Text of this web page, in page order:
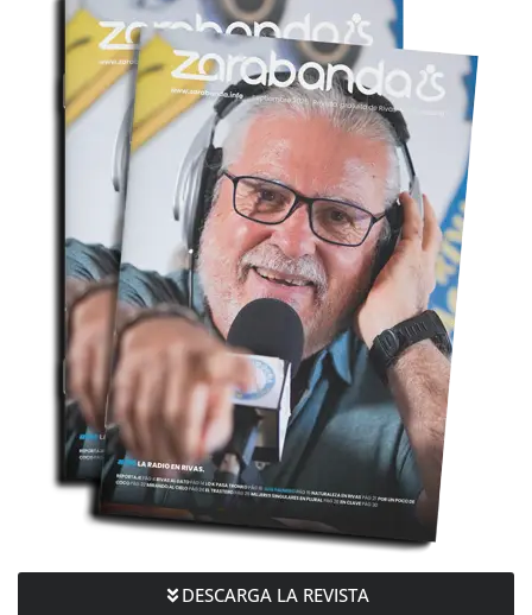
DESCARGA LA REVISTA